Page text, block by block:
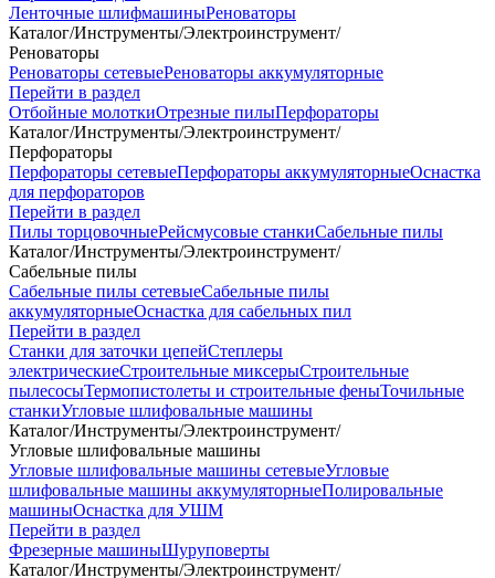
Ленточные шлифмашиныРеноваторы
Каталог/Инструменты/Электроинструмент/
Реноваторы
Реноваторы сетевыеРеноваторы аккумуляторные
Перейти в раздел
Отбойные молоткиОтрезные пилыПерфораторы
Каталог/Инструменты/Электроинструмент/
Перфораторы
Перфораторы сетевыеПерфораторы аккумуляторныеОснастка
для перфораторов
Перейти в раздел
Пилы торцовочныеРейсмусовые станкиСабельные пилы
Каталог/Инструменты/Электроинструмент/
Сабельные пилы
Сабельные пилы сетевыеСабельные пилы
аккумуляторныеОснастка для сабельных пил
Перейти в раздел
Станки для заточки цепейСтеплеры
электрическиеСтроительные миксерыСтроительные
пылесосыТермопистолеты и строительные феныТочильные
станкиУгловые шлифовальные машины
Каталог/Инструменты/Электроинструмент/
Угловые шлифовальные машины
Угловые шлифовальные машины сетевыеУгловые
шлифовальные машины аккумуляторныеПолировальные
машиныОснастка для УШМ
Перейти в раздел
Фрезерные машиныШуруповерты
Каталог/Инструменты/Электроинструмент/